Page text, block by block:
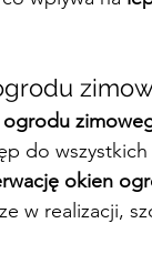
do
okien
w realizacji,